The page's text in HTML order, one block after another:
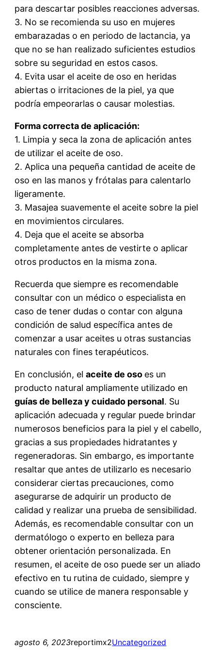
para descartar posibles reacciones adversas.
3. No se recomienda su uso en mujeres
embarazadas o en periodo de lactancia, ya
que no se han realizado suficientes estudios
sobre su seguridad en estos casos.
4. Evita usar el aceite de oso en heridas
abiertas o irritaciones de la piel, ya que
podría empeorarlas o causar molestias.
Forma correcta de aplicación:
1. Limpia y seca la zona de aplicación antes
de utilizar el aceite de oso.
2. Aplica una pequeña cantidad de aceite de
oso en las manos y frótalas para calentarlo
ligeramente.
3. Masajea suavemente el aceite sobre la piel
en movimientos circulares.
4. Deja que el aceite se absorba
completamente antes de vestirte o aplicar
otros productos en la misma zona.
Recuerda que siempre es recomendable
consultar con un médico o especialista en
caso de tener dudas o contar con alguna
condición de salud específica antes de
comenzar a usar aceites u otras sustancias
naturales con fines terapéuticos.
En conclusión, elaceite de oso es un
producto natural ampliamente utilizado en
guías de belleza y cuidado personal. Su
aplicación adecuada y regular puede brindar
numerosos beneficios para la piel y el cabello,
gracias a sus propiedades hidratantes y
regeneradoras. Sin embargo, es importante
resaltar que antes de utilizarlo es necesario
considerar ciertas precauciones, como
asegurarse de adquirir un producto de
calidad y realizar una prueba de sensibilidad.
Además, es recomendable consultar con un
dermatólogo o experto en belleza para
obtener orientación personalizada. En
resumen, el aceite de oso puede ser un aliado
efectivo en tu rutina de cuidado, siempre y
cuando se utilice de manera responsable y
consciente.
agosto 6, 2023reportimx2Uncategorized